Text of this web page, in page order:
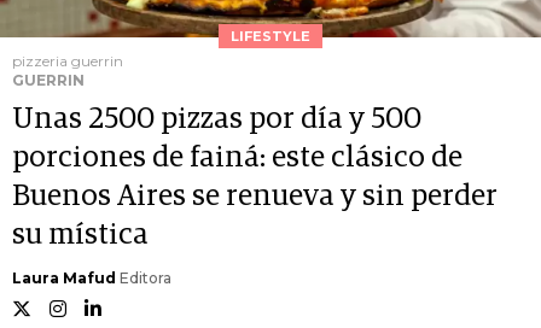
LIFESTYLE
pizzeria guerrin
GUERRIN
Unas 2500 pizzas por día y 500
porciones de fainá: este clásico de
Buenos Aires se renueva y sin perder
su mística
Laura Mafud Editora